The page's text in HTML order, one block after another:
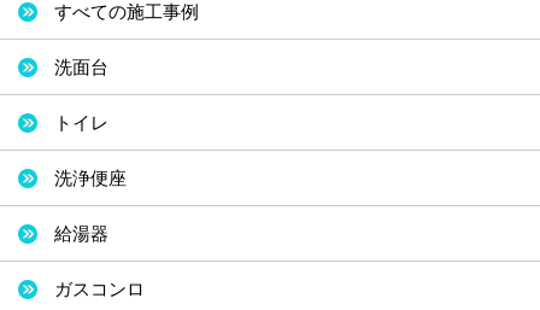
すべての施工事例
洗面台
トイレ
洗浄便座
給湯器
ガスコンロ